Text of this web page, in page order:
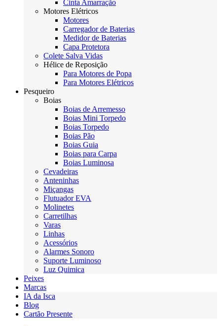
Cinta Amarração
Motores Elétricos
Motores
Carregador de Baterias
Medidor de Baterias
Capa Protetora
Colete Salva Vidas
Hélice de Reposição
Para Motores de Popa
Para Motores Elétricos
Pesqueiro
Boias
Boias de Arremesso
Boias Mini Torpedo
Boias Torpedo
Boias Pão
Boias Guia
Boias para Carpa
Boias Luminosa
Cevadeiras
Anteninhas
Miçangas
Flutuador EVA
Molinetes
Carretilhas
Varas
Linhas
Acessórios
Alarmes Sonoro
Suporte Luminoso
Luz Quimica
Peixes
Marcas
IA da Isca
Blog
Cartão Presente